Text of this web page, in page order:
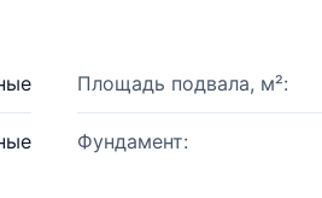
Площадь подвала, м²:
Фундамент: